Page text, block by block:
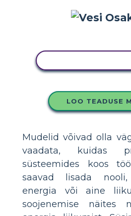
LOO TEADUSE
Mudelid võivad olla
vaadata, kuidas
süsteemides koos
saavad lisada
energia või aine
soojenemise näites